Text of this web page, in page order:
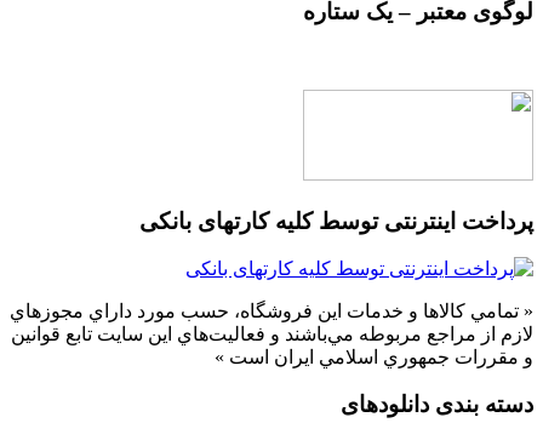
لوگوی معتبر – یک ستاره
پرداخت اینترنتی توسط کلیه کارتهای بانکی
« تمامي كالاها و خدمات اين فروشگاه، حسب مورد داراي مجوزهاي
لازم از مراجع مربوطه مي‌باشند و فعاليت‌هاي اين سايت تابع قوانين
و مقررات جمهوري اسلامي ايران است »
دسته بندی دانلودهای